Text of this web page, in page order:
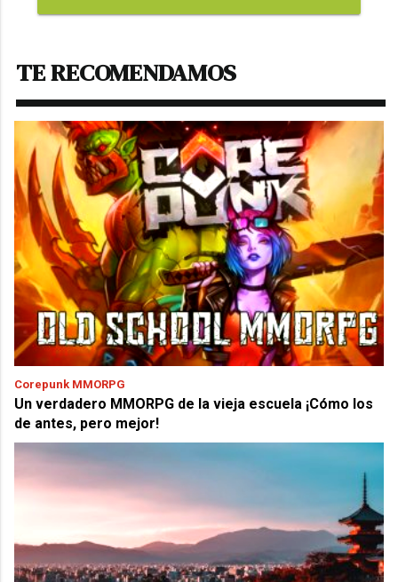
TE RECOMENDAMOS
Corepunk MMORPG
Un verdadero MMORPG de la vieja escuela ¡Cómo los
de antes, pero mejor!